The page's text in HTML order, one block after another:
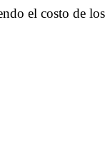
el costo de